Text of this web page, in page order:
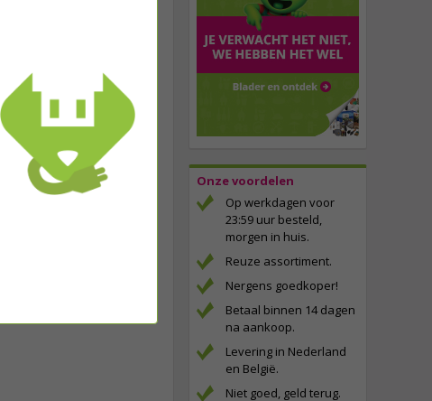
Onze voordelen
Op werkdagen voor
23:59 uur besteld,
morgen in huis.
Reuze assortiment.
Nergens goedkoper!
Betaal binnen 14 dagen
na aankoop.
Levering in Nederland
en België.
Niet goed, geld terug.